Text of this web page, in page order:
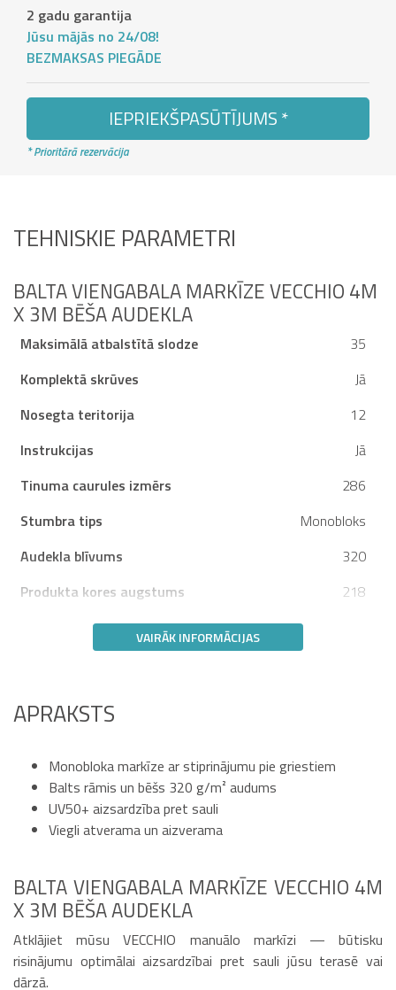
2 gadu garantija
Jūsu mājās no 24/08!
BEZMAKSAS PIEGĀDE
IEPRIEKŠPASŪTĪJUMS *
* Prioritārā rezervācija
TEHNISKIE PARAMETRI
BALTA VIENGABALA MARKĪZE VECCHIO 4M
X 3M BĒŠA AUDEKLA
Maksimālā atbalstītā slodze
35
Komplektā skrūves
Jā
Nosegta teritorija
12
Instrukcijas
Jā
Tinuma caurules izmērs
286
Stumbra tips
Monobloks
Audekla blīvums
320
Produkta kores augstums
218
VAIRĀK INFORMĀCIJAS
APRAKSTS
Monobloka markīze ar stiprinājumu pie griestiem
Balts rāmis un bēšs 320 g/m² audums
UV50+ aizsardzība pret sauli
Viegli atverama un aizverama
BALTA VIENGABALA MARKĪZE VECCHIO 4M
X 3M BĒŠA AUDEKLA
Atklājiet mūsu VECCHIO manuālo markīzi — būtisku
risinājumu optimālai aizsardzībai pret sauli jūsu terasē vai
dārzā.